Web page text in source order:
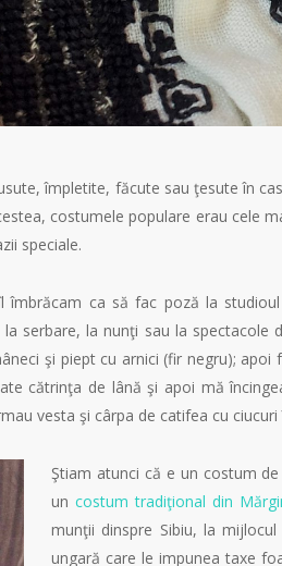
împletite, făcute sau ţesute în
costumele populare erau cele
speciale.
ca să fac poză la
serbare, la nunţi sau la spectacole
şi piept cu arnici (fir negru);
cătrinţa de lână şi apoi mă
vesta şi cârpa de catifea cu
Ştiam atunci că e un costum
uncostum tradiţional din
munţii dinspre Sibiu, la
ungară care le impunea taxe